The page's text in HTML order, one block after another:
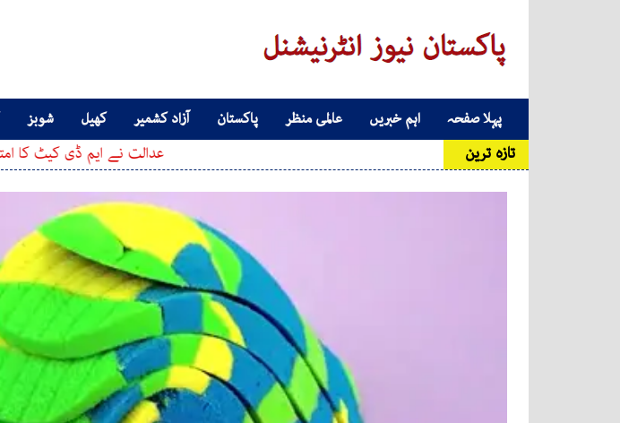
Main Navigationپہلا صفحہ اہم خبریں عالمی منظر پاکستان آزاد کشمیر کھیل شوبز
تازہ ترین عدالت نے ایم ڈی کیٹ کا امتحان